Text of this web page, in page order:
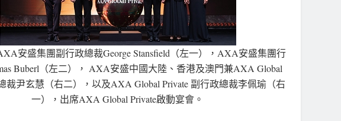
安盛集團副行政總裁George Stansfield（左一），AXA安盛集團行
Buberl（左二）， AXA安盛中國大陸、香港及澳門兼AXA Global
裁尹玄慧（右二），以及AXA Global Private 副行政總裁李佩瑜（右
一），出席AXA Global Private啟動宴會。